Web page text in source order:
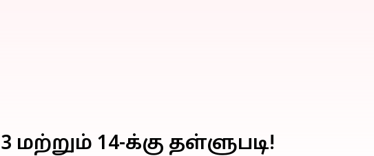
14-க்கு தள்ளுபடி!